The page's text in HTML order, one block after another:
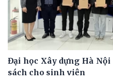
Đại học Xây dựng Hà
sách cho sinh viên